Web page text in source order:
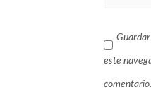
este
comentario.